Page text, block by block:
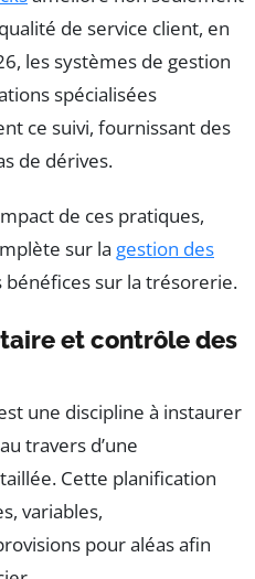
de service client, en
les systèmes de gestion
spécialisées
ce suivi, fournissant des
de dérives.
de ces pratiques,
sur la gestion des
bénéfices sur la trésorerie.
et contrôle des
une discipline à instaurer
travers d’une
Cette planification
variables,
pour aléas afin